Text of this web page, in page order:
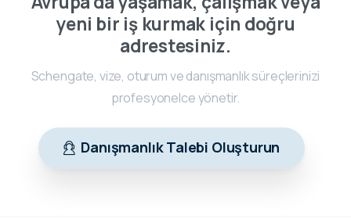
yeni bir iş kurmak için doğru
adrestesiniz.
Schengate, vize, oturum ve danışmanlık süreçlerinizi
profesyonelce yönetir.
Danışmanlık Talebi Oluşturun